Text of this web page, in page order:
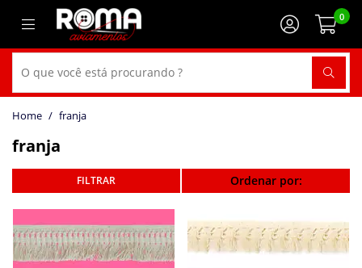
0
franja
franja
Ordenar por: